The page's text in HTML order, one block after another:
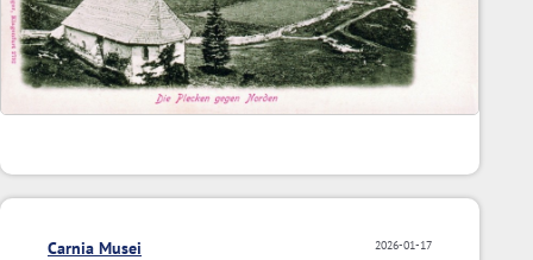
2026-01-17
Carnia Musei